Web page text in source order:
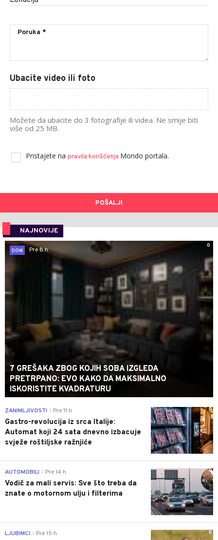
Ubacite video ili foto
Možete da ubacite do 3 fotografije ili videa. Ne smije biti
više od 25 MB.
Pristajete na pravila korišćenja Mondo portala.
POŠALJI
NAJNOVIJE
0
DOM
Pre 8 h
7 GREŠAKA ZBOG KOJIH SOBA IZGLEDA
PRETRPANO: EVO KAKO DA MAKSIMALNO
ISKORISTITE KVADRATURU
0
ZANIMLJIVOSTI Pre 11 h
Gastro-revolucija iz srca Italije:
Automat koji 24 sata dnevno izbacuje
svježe roštiljske ražnjiće
0
AUTOMOBILI Pre 14 h
Vodič za mali servis: Sve što treba da
znate o motornom ulju i filterima
0
LJUBIMCI Pre 15 h